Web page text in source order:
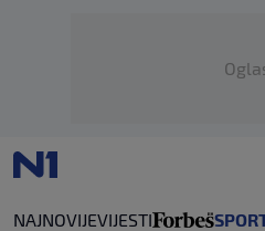
NAJNOVIJEVIJESTI